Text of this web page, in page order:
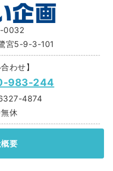
0032
宮5-9-3-101
わせ】
983-244
4874
休
要